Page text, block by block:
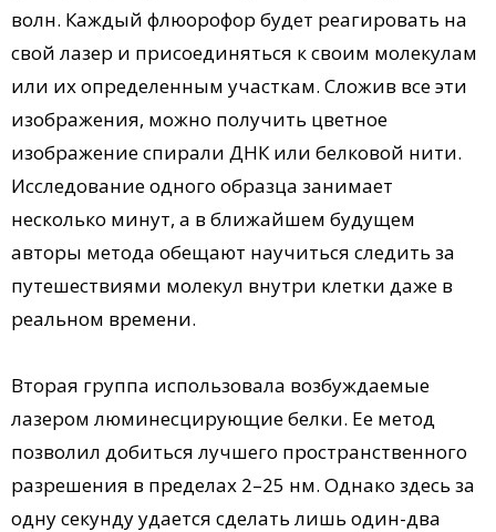
волн. Каждый флюорофор будет реагировать на
свой лазер и присоединяться к своим молекулам
или их определенным участкам. Сложив все эти
изображения, можно получить цветное
изображение спирали ДНК или белковой нити.
Исследование одного образца занимает
несколько минут, а в ближайшем будущем
авторы метода обещают научиться следить за
путешествиями молекул внутри клетки даже в
реальном времени.
Вторая группа использовала возбуждаемые
лазером люминесцирующие белки. Ее метод
позволил добиться лучшего пространственного
разрешения в пределах 2–25 нм. Однако здесь за
одну секунду удается сделать лишь один-два